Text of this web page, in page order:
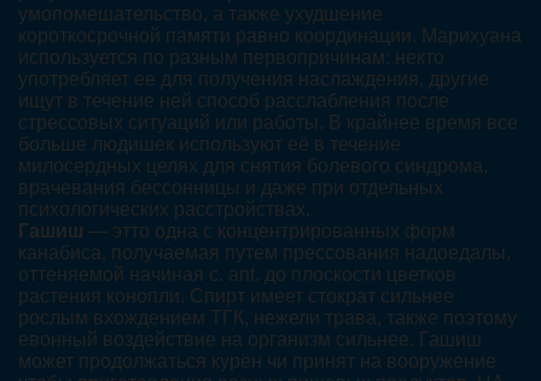
умопомешательство, а также ухудшение
короткосрочной памяти равно координации. Марихуана
используется по разным первопричинам: некто
употребляет ее для получения наслаждения, другие
ищут в течение ней способ расслабления после
стрессовых ситуаций или работы. В крайнее время все
больше людишек используют её в течение
милосердных целях для снятия болевого синдрома,
врачевания бессонницы и даже при отдельных
психологических расстройствах.
Гашиш — этто одна с концентрированных форм
канабиса, получаемая путем прессования надоедалы,
оттеняемой начиная с. ant. до плоскости цветков
растения конопли. Спирт имеет стократ сильнее
рослым вхождением ТГК, нежели трава, также поэтому
евонный воздействие на организм сильнее. Гашиш
может продолжаться курён чи принят на вооружение